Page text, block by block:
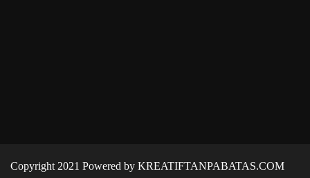
Copyright 2021 Powered by KREATIFTANPABATAS.COM